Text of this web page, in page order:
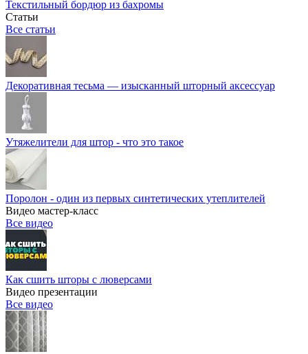
Текстильный бордюр из бахромы
Статьи
Все статьи
Декоративная тесьма — изысканный шторный аксессуар
Утяжелители для штор - что это такое
Поролон - один из первых синтетических утеплителей
Видео мастер-класс
Все видео
Как сшить шторы с люверсами
Видео презентации
Все видео